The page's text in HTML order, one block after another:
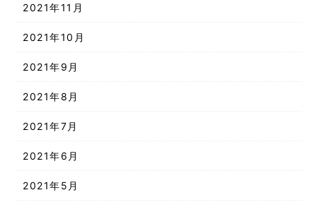
2021年11月
2021年10月
2021年9月
2021年8月
2021年7月
2021年6月
2021年5月